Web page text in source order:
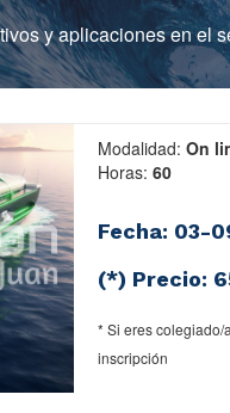
y aplicaciones en el
Modalidad: On
Horas: 60
Fecha: 03-
(*) Precio:
* Si eres colegiado/
inscripción